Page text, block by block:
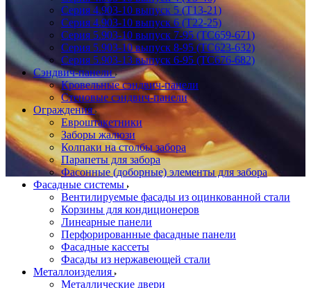
Серия 4.903-10 выпуск 5 (Т13-21)
Серия 4.903-10 выпуск 6 (Т22-25)
Серия 5.903-10 выпуск 7-95 (ТС659-671)
Серия 5.903-10 выпуск 8-95 (ТС623-632)
Серия 5.903-13 выпуск 6-95 (ТС676-682)
Сэндвич-панели
Кровельные сэндвич-панели
Стеновые сэндвич-панели
Ограждения
Евроштакетники
Заборы жалюзи
Колпаки на столбы забора
Парапеты для забора
Фасонные (доборные) элементы для забора
Фасадные системы
Вентилируемые фасады из оцинкованной стали
Корзины для кондиционеров
Линеарные панели
Перфорированные фасадные панели
Фасадные кассеты
Фасады из нержавеющей стали
Металлоизделия
Металлические двери